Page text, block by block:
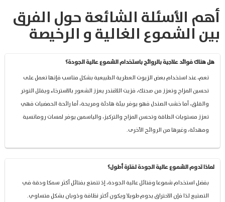
أهم الأسئلة الشائعة حول الفرق
بين الشموع الغالية و الرخيصة
هل هناك فوائد علاجية بالروائح باستخدام الشموع عالية الجودة؟
نعم، عند استخدام بعض الزيوت العطرية الطبيعية بشكل مناسب فإنها تعمل على
تحسين المزاج وتعزز من صحتك، فزيت اللافندر يعزز الشعور بالاسترخاء ويقلل التوتر
والقلق، أما خشب الصندل فهو يوفر بيئة هادئة ومريحة، أما رائحة الحمضيات فهي
تعزز مستويات الطاقة وتحسن المزاج والتركيز، والياسمين يوفر لمسات رومانسية
ومهدئة، وغيرها من الروائح الأخرى.
لماذا تدوم الشموع عالية الجودة لفترة أطول؟
بفضل استخدام شموعا وفتائل عالية الجودة، إذ تتمتع بفتائل أكثر سمكا ودقة في
التصنيع لذا فإن الاحتراق يدوم طويلا ويكون أكثر نظافة وذوبان بشكل متساوي.